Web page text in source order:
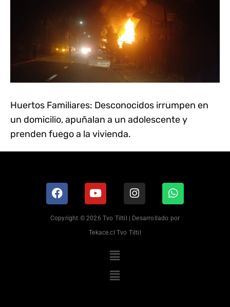
Huertos Familiares: Desconocidos irrumpen en
un domicilio, apuñalan a un adolescente y
prenden fuego a la vivienda.
Copyright © 2026 Tvo Tiltil | Desarrollado por
Tekace.cl Tvo Tiltil